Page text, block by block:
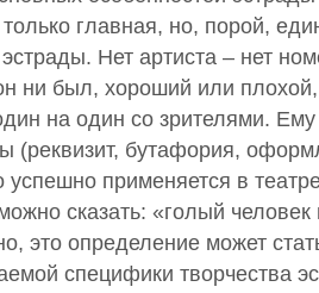
только главная, но, порой,
эстрады. Нет артиста – нет
ни был, хороший или
на один со зрителями.
(реквизит, бутафория,
успешно применяется в
сказать: «голый
это определение может
специфики творчества